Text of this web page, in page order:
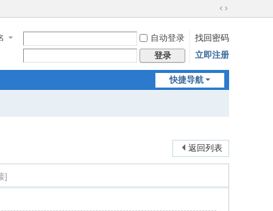
切
到
宽
自动登录
找回密码
登录
立即注册
快捷导航
返回列表
]